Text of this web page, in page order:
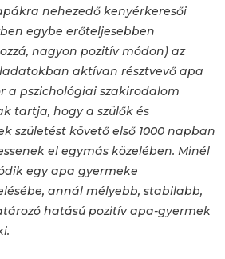
nehezedő kenyérkeresői
egybe erőteljesebben
nagyon pozitív módon) az
aktívan résztvevő apa
a pszichológiai szakirodalom
tartja, hogy a szülők és
születést követő első 1000 napban
el egymás közelében. Minél
egy apa gyermeke
annál mélyebb, stabilabb,
hatású pozitív apa-gyermek